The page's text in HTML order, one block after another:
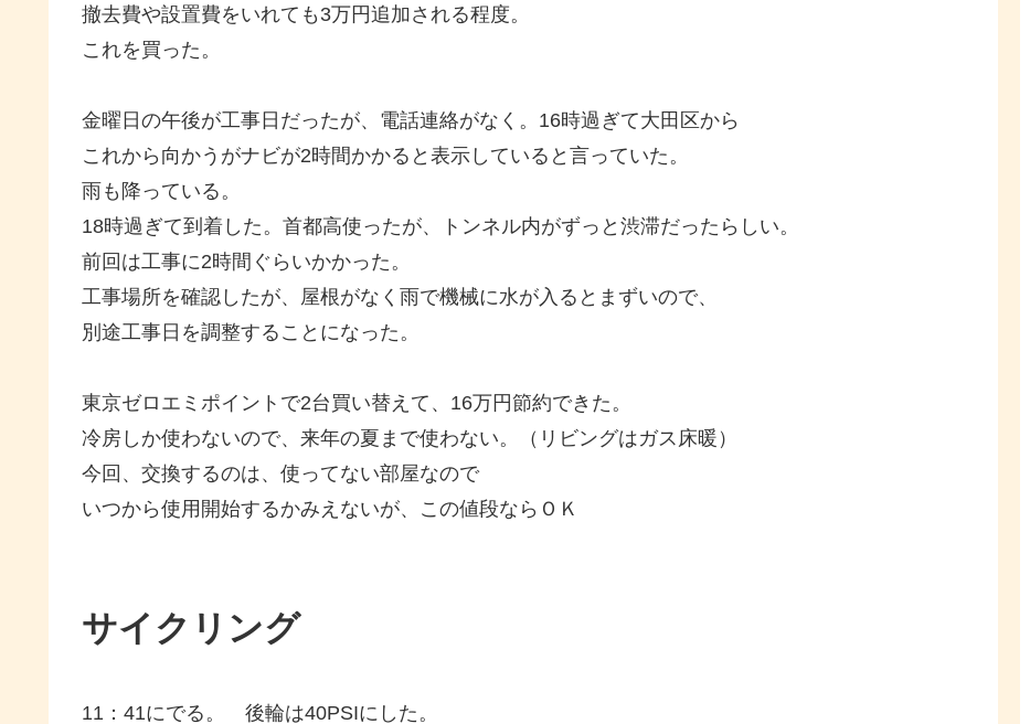
撤去費や設置費をいれても3万円追加される程度。
これを買った。
金曜日の午後が工事日だったが、電話連絡がなく。16時過ぎて大田区から
これから向かうがナビが2時間かかると表示していると言っていた。
雨も降っている。
18時過ぎて到着した。首都高使ったが、トンネル内がずっと渋滞だったらしい。
前回は工事に2時間ぐらいかかった。
工事場所を確認したが、屋根がなく雨で機械に水が入るとまずいので、
別途工事日を調整することになった。
東京ゼロエミポイントで2台買い替えて、16万円節約できた。
冷房しか使わないので、来年の夏まで使わない。（リビングはガス床暖）
今回、交換するのは、使ってない部屋なので
いつから使用開始するかみえないが、この値段ならＯＫ
サイクリング
11：41にでる。 後輪は40PSIにした。